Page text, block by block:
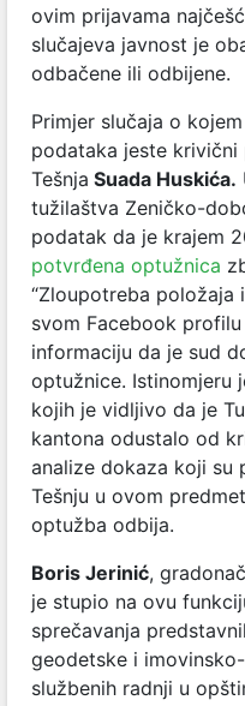
ovim prijavama
slučajeva javnost je
odbačene ili odbijene.
Primjer slučaja o
podataka jeste
Tešnja Suada Huskića.
tužilaštva Zeničko-
podatak da je krajem
potvrđena optužnica
“Zloupotreba položaja
svom Facebook
informaciju da je sud
optužnice. Istinomjeru
kojih je vidljivo da je
kantona odustalo od
analize dokaza koji su
Tešnju u ovom
optužba odbija.
Boris Jerinić,
je stupio na ovu
sprečavanja
geodetske i
službenih radnji u